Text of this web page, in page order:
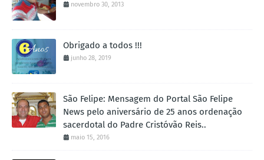
novembro 30, 2013
Obrigado a todos !!!
junho 28, 2019
São Felipe: Mensagem do Portal São Felipe
News pelo aniversário de 25 anos ordenação
sacerdotal do Padre Cristóvão Reis..
maio 15, 2016